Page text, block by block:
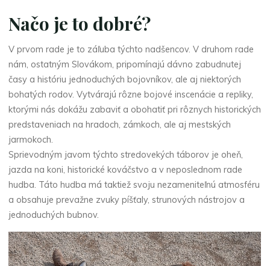
Načo je to dobré?
V prvom rade je to záľuba týchto nadšencov. V druhom rade
nám, ostatným Slovákom, pripomínajú dávno zabudnutej
časy a históriu jednoduchých bojovníkov, ale aj niektorých
bohatých rodov. Vytvárajú rôzne bojové inscenácie a repliky,
ktorými nás dokážu zabaviť a obohatiť pri rôznych historických
predstaveniach na hradoch, zámkoch, ale aj mestských
jarmokoch.
Sprievodným javom týchto stredovekých táborov je oheň,
jazda na koni, historické kováčstvo a v neposlednom rade
hudba. Táto hudba má taktiež svoju nezameniteľnú atmosféru
a obsahuje prevažne zvuky píšťaly, strunových nástrojov a
jednoduchých bubnov.